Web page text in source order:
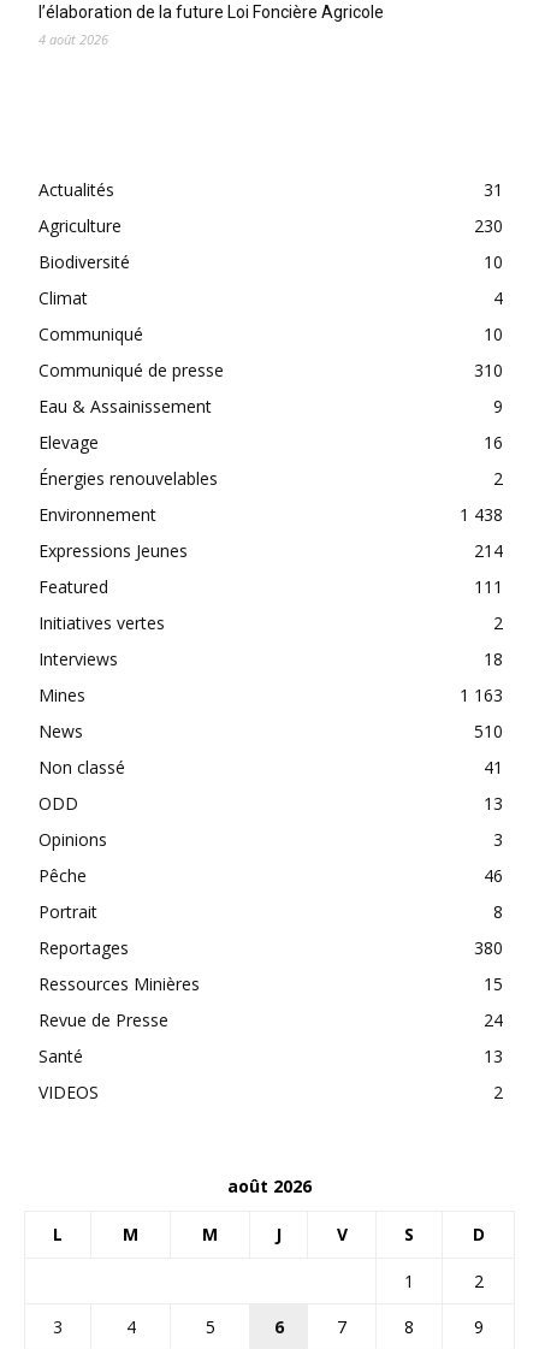
l’élaboration de la future Loi Foncière Agricole
4 août 2026
Actualités
31
Agriculture
230
Biodiversité
10
Climat
4
Communiqué
10
Communiqué de presse
310
Eau & Assainissement
9
Elevage
16
Énergies renouvelables
2
Environnement
1 438
Expressions Jeunes
214
Featured
111
Initiatives vertes
2
Interviews
18
Mines
1 163
News
510
Non classé
41
ODD
13
Opinions
3
Pêche
46
Portrait
8
Reportages
380
Ressources Minières
15
Revue de Presse
24
Santé
13
VIDEOS
2
août 2026
L M M J V S D
1
2
3
4 5 6 7 8
9